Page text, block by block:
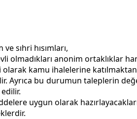
sıhri hısımları,
olmadıkları anonim ortaklıklar
kamu ihalelerine katılmaktan
Ayrıca bu durumun taleplerin
uygun olarak